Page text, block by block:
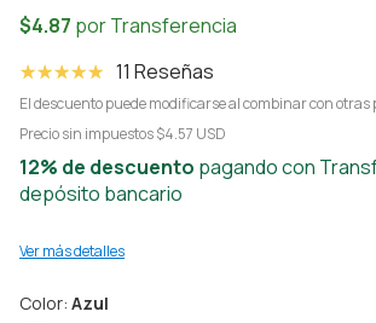
11 Reseñas
El descuento puede modificarse al combinar con otras
Precio sin impuestos$4.57 USD
12% de descuento pagando con
depósito bancario
Ver más detalles
Color: Azul